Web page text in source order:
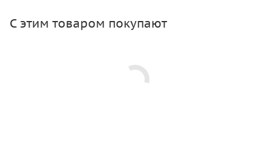
С этим товаром покупают